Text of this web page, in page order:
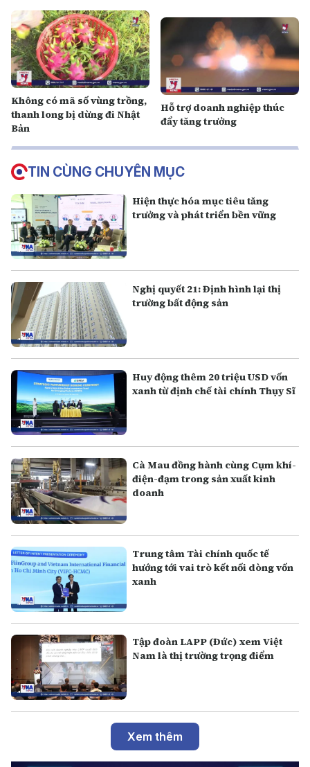
Không có mã số vùng trồng,
thanh long bị dừng đi Nhật
Bản
Hỗ trợ doanh nghiệp thúc
đẩy tăng trưởng
TIN CÙNG CHUYÊN MỤC
Hiện thực hóa mục tiêu tăng
trưởng và phát triển bền vững
Nghị quyết 21: Định hình lại thị
trường bất động sản
Huy động thêm 20 triệu USD vốn
xanh từ định chế tài chính Thụy Sĩ
Cà Mau đồng hành cùng Cụm khí-
điện-đạm trong sản xuất kinh
doanh
Trung tâm Tài chính quốc tế
hướng tới vai trò kết nối dòng vốn
xanh
Tập đoàn LAPP (Đức) xem Việt
Nam là thị trường trọng điểm
Xem thêm